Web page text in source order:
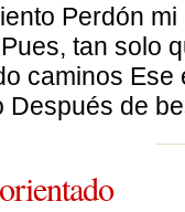
Perdón
tan solo
caminos
Después de